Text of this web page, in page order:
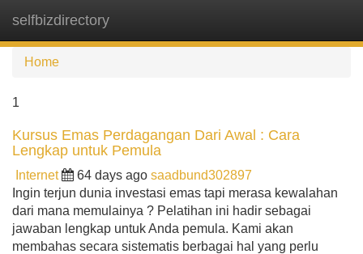
selfbizdirectory
Home
1
Kursus Emas Perdagangan Dari Awal : Cara
Lengkap untuk Pemula
Internet 64 days ago saadbund302897
Ingin terjun dunia investasi emas tapi merasa kewalahan
dari mana memulainya ? Pelatihan ini hadir sebagai
jawaban lengkap untuk Anda pemula. Kami akan
membahas secara sistematis berbagai hal yang perlu